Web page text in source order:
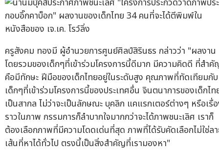
ครูสังคม ทองมี ผู้อำนวยการศูนย์ศิลป์สิรินธร กล่าวว่า "ผลงาน
โดยรวมของเด็กๆที่เข้าร่วมโครงการนี้ดีมาก มีความคิดดี ที่สำ
คือมีทักษะ ฝีมือของเด็กไทยอยู่ในระดับสูง คุณภาพที่ทัดเทียมกับ
เด็กๆที่เข้าร่วมโครงการนี้ของประเทศอื่น จินตนาการของเด็กไท
เป็นสากล ไม่ว่าจะเป็นลักษณะ บุคลิก แคแรกเตอร์ต่างๆ หรือเรื่
ราวในภาพ กรรมการก็ลำบากใจมากกว่าจะได้ภาพชนะเลิศ เราก็
ต้องเลือกภาพที่มีความโดดเด่นที่สุด ภาพที่ได้รับคัดเลือกไม่ใช่ล
เส้นที่หาได้ทั่วไป ตรงนี้เป็นสิ่งสำคัญที่เรามองหา"